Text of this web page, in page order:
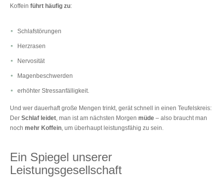
Koffein führt häufig zu:
Schlafstörungen
Herzrasen
Nervosität
Magenbeschwerden
erhöhter Stressanfälligkeit.
Und wer dauerhaft große Mengen trinkt, gerät schnell in einen Teufelskreis:
Der Schlaf leidet , man ist am nächsten Morgen müde – also braucht man
noch mehr Koffein , um überhaupt leistungsfähig zu sein.
Ein Spiegel unserer
Leistungsgesellschaft